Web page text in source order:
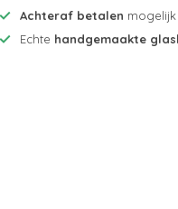
Achteraf betalen mogelijk
Echte handgemaakte